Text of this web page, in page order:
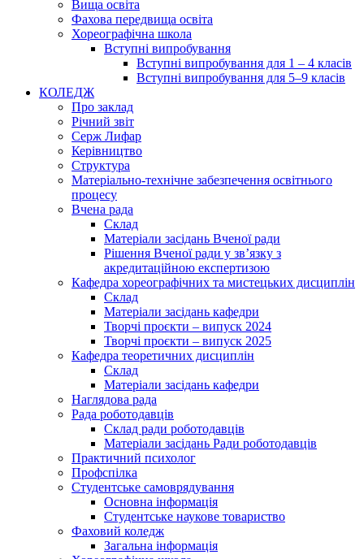
Вища освіта
Фахова передвища освіта
Хореографічна школа
Вступні випробування
Вступні випробування для 1 – 4 класів
Вступні випробування для 5–9 класів
КОЛЕДЖ
Про заклад
Річний звіт
Серж Лифар
Керівництво
Структура
Матеріально-технічне забезпечення освітнього
процесу
Вчена рада
Cклад
Матеріали засідань Вченої ради
Рішення Вченої ради у зв’язку з
акредитаційною експертизою
Кафедра хореографічних та мистецьких дисциплін
Склад
Матеріали засідань кафедри
Творчі проєкти – випуск 2024
Творчі проєкти – випуск 2025
Кафедра теоретичних дисциплін
Склад
Матеріали засідань кафедри
Наглядова рада
Рада роботодавців
Склад ради роботодавців
Матеріали засідань Ради роботодавців
Практичний психолог
Профспілка
Студентське самоврядування
Основна інформація
Студентське наукове товариство
Фаховий коледж
Загальна інформація